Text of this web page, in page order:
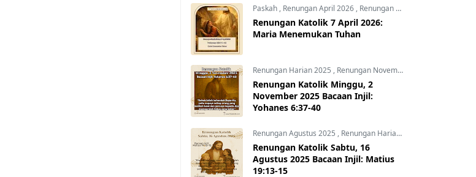
Paskah , Renungan April 2026 , Renungan Hari Ini
Renungan Katolik 7 April 2026:
Maria Menemukan Tuhan
Renungan Harian 2025 , Renungan November 2025
Renungan Katolik Minggu, 2
November 2025 Bacaan Injil:
Yohanes 6:37-40
Renungan Agustus 2025 , Renungan Harian 2025
Renungan Katolik Sabtu, 16
Agustus 2025 Bacaan Injil: Matius
19:13-15